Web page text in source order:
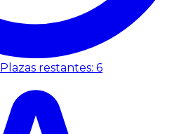
Plazas restantes: 6